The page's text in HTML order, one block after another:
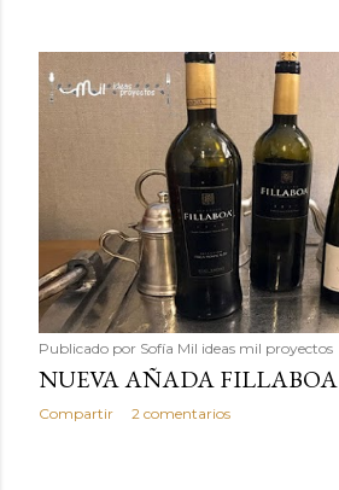
Publicado por Sofía Mil ideas mil proyectos
NUEVA AÑADA FILLABOA
Compartir 2 comentarios